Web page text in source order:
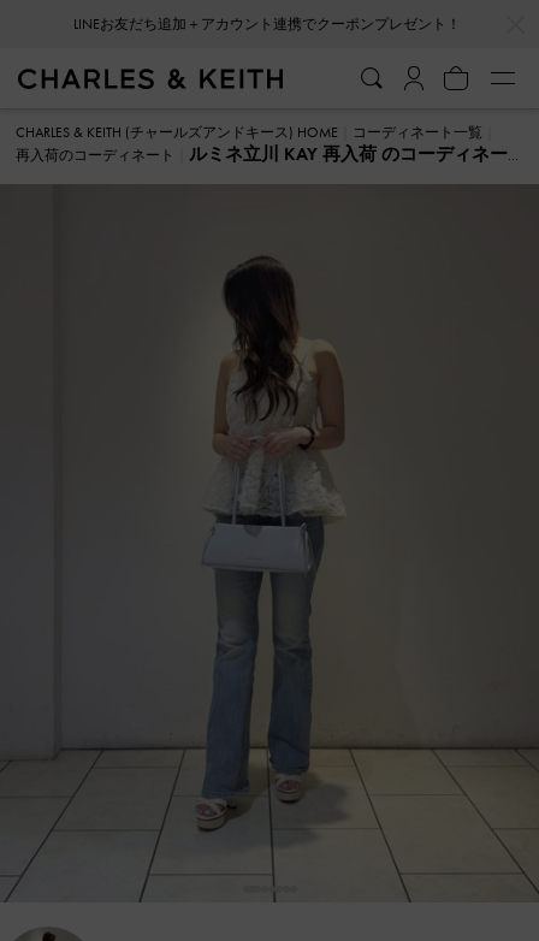
LINEお友だち追加＋アカウント連携でクーポンプレゼント！
CHARLES & KEITH (チャールズアンドキース) HOME
コーディネート一覧
再入荷のコーディネート
ルミネ立川 KAY 再入荷 のコーディネー